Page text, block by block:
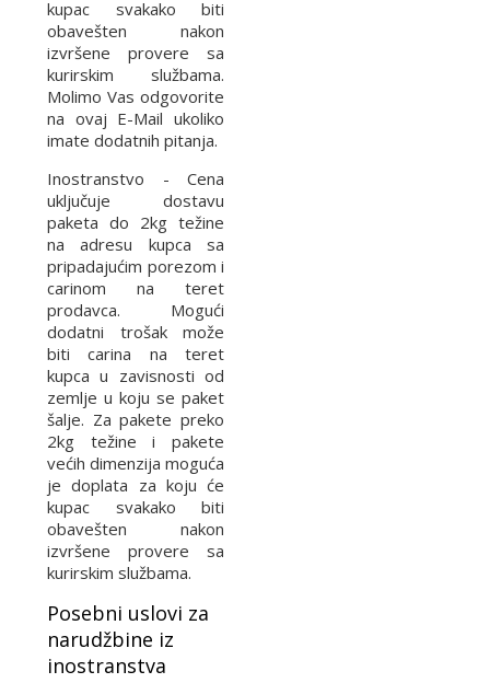
kupac svakako biti
obavešten nakon
izvršene provere sa
kurirskim službama.
Molimo Vas odgovorite
na ovaj E-Mail ukoliko
imate dodatnih pitanja.
Inostranstvo - Cena
uključuje dostavu
paketa do 2kg težine
na adresu kupca sa
pripadajućim porezom i
carinom na teret
prodavca. Mogući
dodatni trošak može
biti carina na teret
kupca u zavisnosti od
zemlje u koju se paket
šalje. Za pakete preko
2kg težine i pakete
većih dimenzija moguća
je doplata za koju će
kupac svakako biti
obavešten nakon
izvršene provere sa
kurirskim službama.
Posebni uslovi za
narudžbine iz
inostranstva